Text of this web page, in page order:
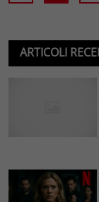
ARTICOLI